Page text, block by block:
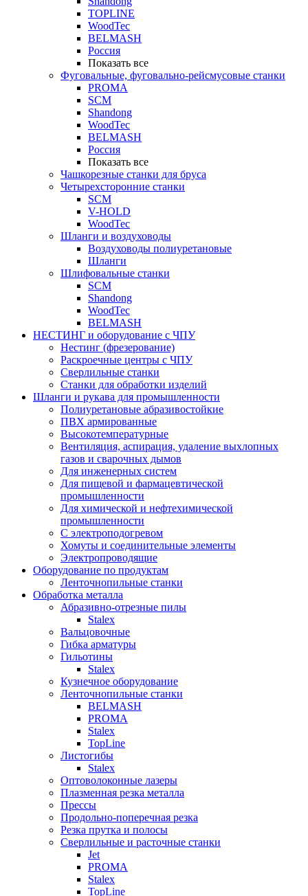
TOPLINE
WoodTec
BELMASH
Россия
Показать все
Фуговальные, фуговально-рейсмусовые станки
PROMA
SCM
Shandong
WoodTec
BELMASH
Россия
Показать все
Чашкорезные станки для бруса
Четырехсторонние станки
SCM
V-HOLD
WoodTec
Шланги и воздуховоды
Воздуховоды полиуретановые
Шланги
Шлифовальные станки
SCM
Shandong
WoodTec
BELMASH
НЕСТИНГ и оборудование с ЧПУ
Нестинг (фрезерование)
Раскроечные центры с ЧПУ
Сверлильные станки
Станки для обработки изделий
Шланги и рукава для промышленности
Полиуретановые абразивостойкие
ПВХ армированные
Высокотемпературные
Вентиляция, аспирация, удаление выхлопных
газов и сварочных дымов
Для инженерных систем
Для пищевой и фармацевтической
промышленности
Для химической и нефтехимической
промышленности
С электроподогревом
Хомуты и соединительные элементы
Электропроводящие
Оборудование по продуктам
Ленточнопильные станки
Обработка металла
Абразивно-отрезные пилы
Stalex
Вальцовочные
Гибка арматуры
Гильотины
Stalex
Кузнечное оборудование
Ленточнопильные станки
BELMASH
PROMA
Stalex
TopLine
Листогибы
Stalex
Оптоволоконные лазеры
Плазменная резка металла
Прессы
Продольно-поперечная резка
Резка прутка и полосы
Сверлильные и расточные станки
Jet
PROMA
Stalex
TopLine